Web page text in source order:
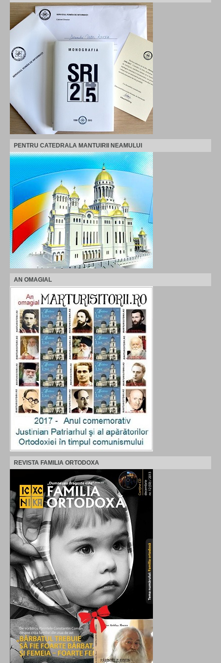
PENTRU CATEDRALA MANTUIRII NEAMULUI
AN OMAGIAL
REVISTA FAMILIA ORTODOXA